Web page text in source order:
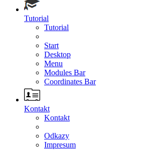
Tutorial
Tutorial
Start
Desktop
Menu
Modules Bar
Coordinates Bar
Kontakt
Kontakt
Odkazy
Impresum